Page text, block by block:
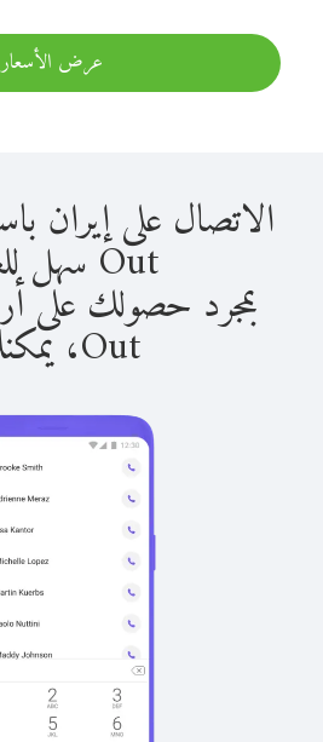
عرض الأسعار
Out سهل للغاية.
Out، يمكنك: